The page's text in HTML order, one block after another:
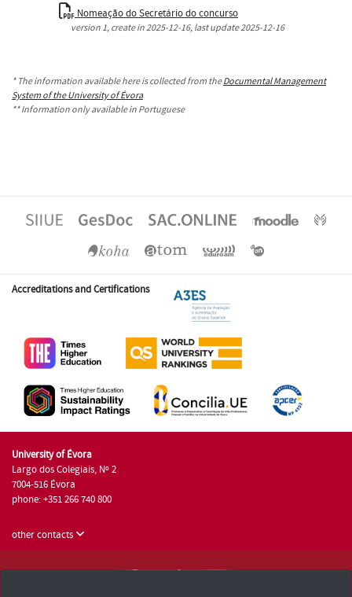
Nomeação do Secretário do concurso
version 1, create in2025-12-16, last update2025-12-16
* The information available here is collected from theDocumental Management
System of the University of Évora
** Information only available in Portuguese
Accreditations and Certifications
University of Évora
Largo dos Colegiais, Nº 2
7004-516 Évora
phone: +351 266 740 800
other contacts